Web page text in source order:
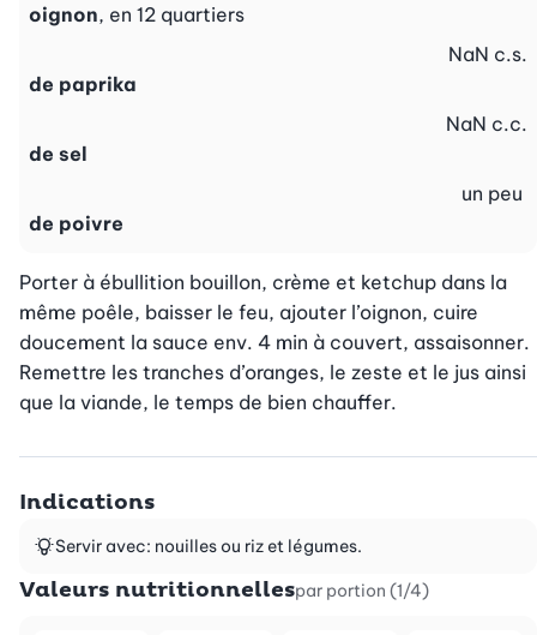
oignon, en 12 quartiers
de paprika
NaN c.s.
de sel
NaN c.c.
de poivre
un peu
Porter à ébullition bouillon, crème et ketchup dans la
même poêle, baisser le feu, ajouter l’oignon, cuire
doucement la sauce env. 4 min à couvert, assaisonner.
Remettre les tranches d’oranges, le zeste et le jus ainsi
que la viande, le temps de bien chauffer.
Indications
Servir avec: nouilles ou riz et légumes.
Valeurs nutritionnellespar portion (1/4)